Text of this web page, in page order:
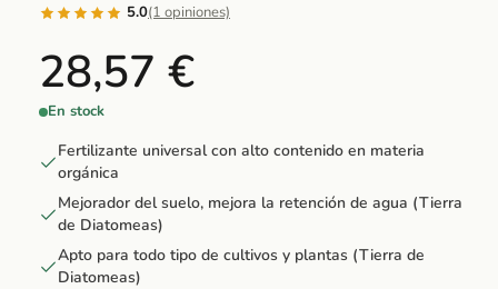
ventana
5.0(1 opiniones)
28,57 €
En stock
Fertilizante universal con alto contenido en materia
orgánica
Mejorador del suelo, mejora la retención de agua (Tierra
de Diatomeas)
Apto para todo tipo de cultivos y plantas (Tierra de
Diatomeas)